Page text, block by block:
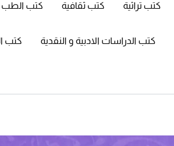
كتب تراثية كتب ثقافية كتب الطب
كتب الدراسات الادبية و النقدية كتب